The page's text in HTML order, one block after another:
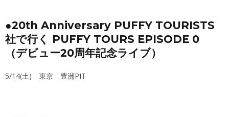
●20th Anniversary PUFFY TOURISTS
社で行く PUFFY TOURS EPISODE 0
（デビュー20周年記念ライブ）
5/14(土) 東京 豊洲PIT